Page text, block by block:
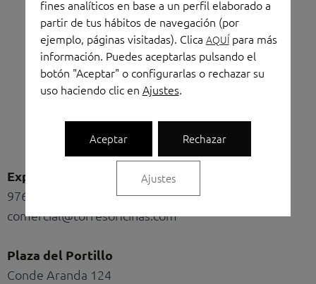
LinkedinInstagram
FacebookShopping-
bag
Shopping-
cart
Exposición y oficinas
976 436 211
comercial@torresoficinas.com
Plaza del Portillo
Conde Aranda 124
fines analíticos en base a un perfil elaborado a
partir de tus hábitos de navegación (por
ejemplo, páginas visitadas). Clica AQUÍpara más
información. Puedes aceptarlas pulsando el
botón "Aceptar" o configurarlas o rechazar su
uso haciendo clic en Ajustes.
Aceptar Rechazar
Ajustes